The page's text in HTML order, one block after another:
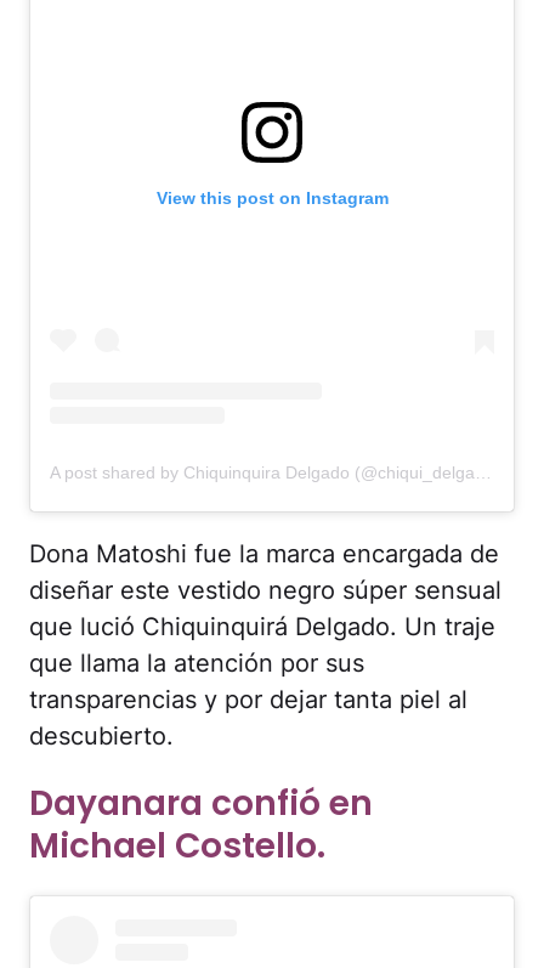
View this post on Instagram
Dona Matoshi fue la marca encargada de
diseñar este vestido negro súper sensual
que lució Chiquinquirá Delgado. Un traje
que llama la atención por sus
transparencias y por dejar tanta piel al
descubierto.
Dayanara confió en
Michael Costello.